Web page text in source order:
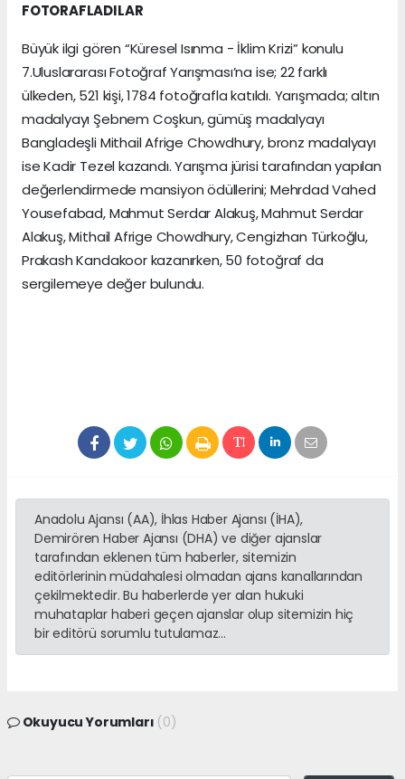
FOTORAFLADILAR
Büyük ilgi gören “Küresel Isınma - İklim Krizi” konulu
7.Uluslararası Fotoğraf Yarışması’na ise; 22 farklı
ülkeden, 521 kişi, 1784 fotoğrafla katıldı. Yarışmada; altın
madalyayı Şebnem Coşkun, gümüş madalyayı
Bangladeşli Mithail Afrige Chowdhury, bronz madalyayı
ise Kadir Tezel kazandı. Yarışma jürisi tarafından yapılan
değerlendirmede mansiyon ödüllerini; Mehrdad Vahed
Yousefabad, Mahmut Serdar Alakuş, Mahmut Serdar
Alakuş, Mithail Afrige Chowdhury, Cengizhan Türkoğlu,
Prakash Kandakoor kazanırken, 50 fotoğraf da
sergilemeye değer bulundu.
Anadolu Ajansı (AA), İhlas Haber Ajansı (İHA),
Demirören Haber Ajansı (DHA) ve diğer ajanslar
tarafından eklenen tüm haberler, sitemizin
editörlerinin müdahalesi olmadan ajans kanallarından
çekilmektedir. Bu haberlerde yer alan hukuki
muhataplar haberi geçen ajanslar olup sitemizin hiç
bir editörü sorumlu tutulamaz...
Okuyucu Yorumları (0)